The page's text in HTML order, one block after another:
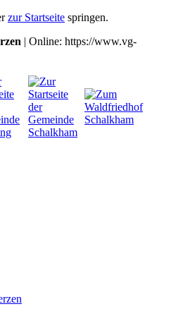
zur Startseite springen.
| Online: https://www.vg-